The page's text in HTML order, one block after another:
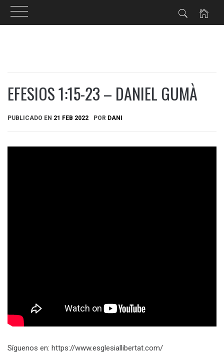
EFESIOS 1:15-23 – DANIEL GUMÀ
PUBLICADO EN 21 FEB 2022 POR DANI
Síguenos en: https://www.esglesiallibertat.com/​​​